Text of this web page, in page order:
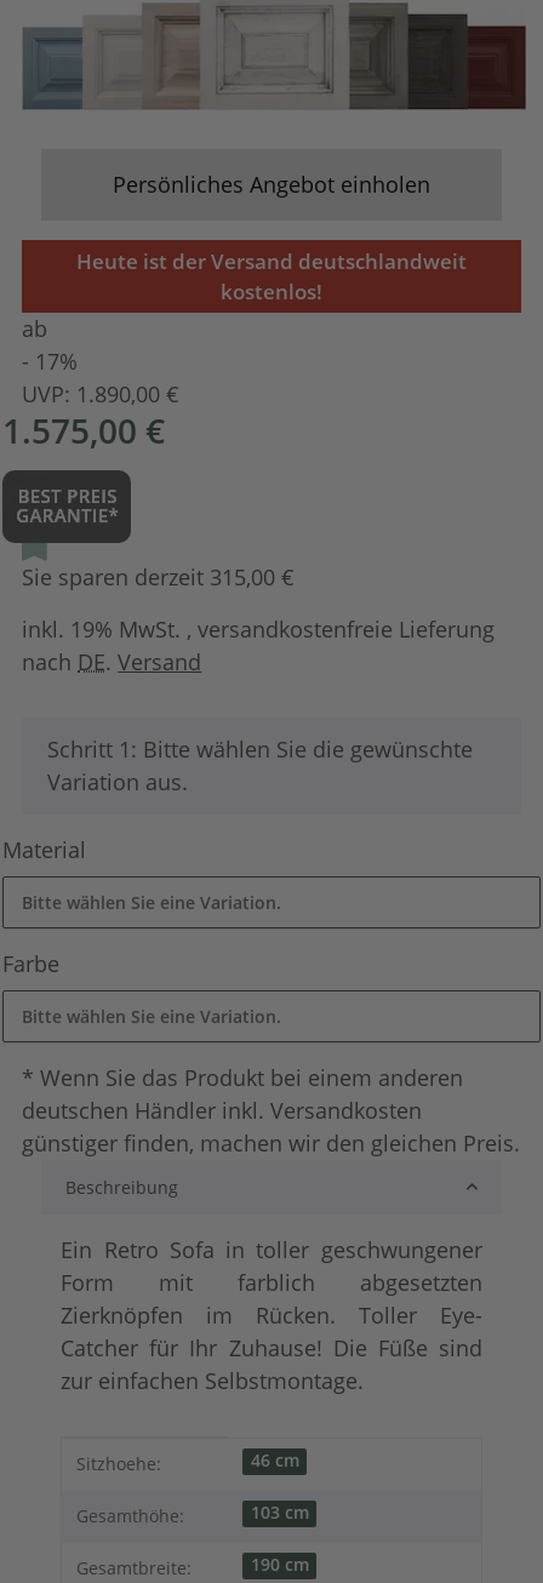
Persönliches Angebot einholen
Heute ist der Versand deutschlandweit
kostenlos!
ab
- 17%
UVP: 1.890,00 €
1.575,00 €
Sie sparen derzeit 315,00 €
inkl. 19% MwSt. , versandkostenfreie Lieferung
nach DE.Versand
x
Schritt 1: Bitte wählen Sie die gewünschte
Variation aus.
Material
Bitte wählen Sie eine Variation.
Farbe
Bitte wählen Sie eine Variation.
* Wenn Sie das Produkt bei einem anderen
deutschen Händler inkl. Versandkosten
günstiger finden, machen wir den gleichen Preis.
Beschreibung
Ein Retro Sofa in toller geschwungener
Form mit farblich abgesetzten
Zierknöpfen im Rücken. Toller Eye-
Catcher für Ihr Zuhause! Die Füße sind
zur einfachen Selbstmontage.
Produkteigenschaft
Wert
Sitzhoehe: 46 cm
Gesamthöhe: 103 cm
Gesamtbreite: 190 cm